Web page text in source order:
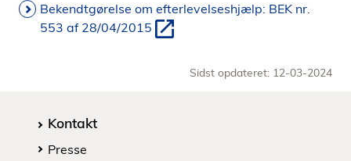
Bekendtgørelse om efterlevelseshjælp: BEK nr.
553 af 28/04/2015
Sidst opdateret: 12-03-2024
Kontakt
Presse